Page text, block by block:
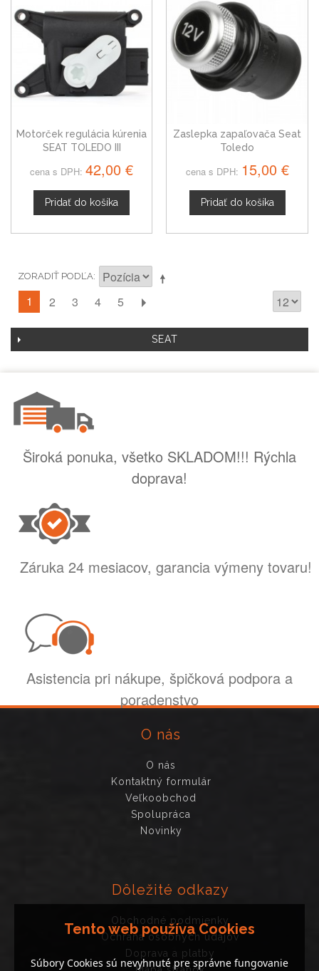
Motorček regulácia kúrenia
SEAT TOLEDO III
cena s DPH: 42,00 €
Pridať do košíka
Zaslepka zapaľovača Seat
Toledo
cena s DPH: 15,00 €
Pridať do košíka
ZORADIŤ PODĽA
1 2 3 4 5
SEAT
Široká ponuka, všetko SKLADOM!!! Rýchla
doprava!
Záruka 24 mesiacov, garancia výmeny tovaru!
Asistencia pri nákupe, špičková podpora a
poradenstvo
O nás
O nás
Kontaktný formulár
Veľkoobchod
Spolupráca
Novinky
Dôležité odkazy
Obchodné podmienky
Ochrana osobných údajov
Doprava a platby
Tento web používa Cookies
Súbory Cookies sú nevyhnuté pre správne fungovanie